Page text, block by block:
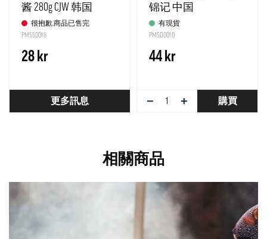
酱 280g CJW 韩国
很抱歉,商品已售完
PMSS0016
28 kr
更多訊息
锦记 中国
有現貨
PMSO0010
44 kr
− + 購買
相關商品